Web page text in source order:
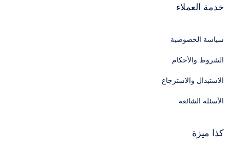
خدمة العملاء
سياسة الخصوصية
الشروط والأحكام
الاستبدال والاسترجاع
الأسئلة الشائعة
كذا ميزة